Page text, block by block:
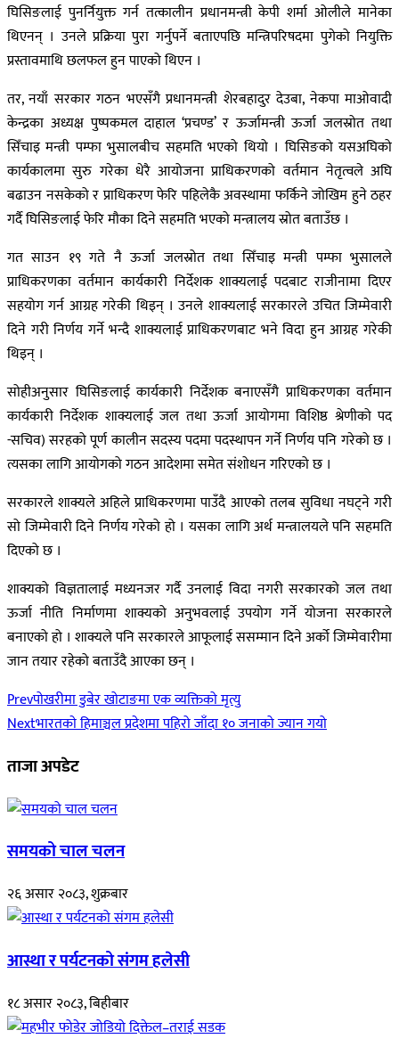
घिसिङलाई पुनर्नियुक्त गर्न तत्कालीन प्रधानमन्त्री केपी शर्मा ओलीले मानेका
थिएनन् । उनले प्रक्रिया पुरा गर्नुपर्ने बताएपछि मन्त्रिपरिषदमा पुगेको नियुक्ति
प्रस्तावमाथि छलफल हुन पाएको थिएन ।
तर, नयाँ सरकार गठन भएसँगै प्रधानमन्त्री शेरबहादुर देउबा, नेकपा माओवादी
केन्द्रका अध्यक्ष पुष्पकमल दाहाल ‘प्रचण्ड’ र ऊर्जामन्त्री ऊर्जा जलस्रोत तथा
सिँचाइ मन्त्री पम्फा भुसालबीच सहमति भएको थियो । घिसिङको यसअघिको
कार्यकालमा सुरु गरेका धेरै आयोजना प्राधिकरणको वर्तमान नेतृत्वले अघि
बढाउन नसकेको र प्राधिकरण फेरि पहिलेकै अवस्थामा फर्किने जोखिम हुने ठहर
गर्दै घिसिङलाई फेरि मौका दिने सहमति भएको मन्त्रालय स्रोत बताउँछ ।
गत साउन १९ गते नै ऊर्जा जलस्रोत तथा सिँचाइ मन्त्री पम्फा भुसालले
प्राधिकरणका वर्तमान कार्यकारी निर्देशक शाक्यलाई पदबाट राजीनामा दिएर
सहयोग गर्न आग्रह गरेकी थिइन् । उनले शाक्यलाई सरकारले उचित जिम्मेवारी
दिने गरी निर्णय गर्ने भन्दै शाक्यलाई प्राधिकरणबाट भने विदा हुन आग्रह गरेकी
थिइन् ।
सोहीअनुसार घिसिङलाई कार्यकारी निर्देशक बनाएसँगै प्राधिकरणका वर्तमान
कार्यकारी निर्देशक शाक्यलाई जल तथा ऊर्जा आयोगमा विशिष्ठ श्रेणीको पद
-सचिव) सरहको पूर्ण कालीन सदस्य पदमा पदस्थापन गर्ने निर्णय पनि गरेको छ ।
त्यसका लागि आयोगको गठन आदेशमा समेत संशोधन गरिएको छ ।
सरकारले शाक्यले अहिले प्राधिकरणमा पाउँदै आएको तलब सुविधा नघट्ने गरी
सो जिम्मेवारी दिने निर्णय गरेको हो । यसका लागि अर्थ मन्त्रालयले पनि सहमति
दिएको छ ।
शाक्यको विज्ञतालाई मध्यनजर गर्दै उनलाई विदा नगरी सरकारको जल तथा
ऊर्जा नीति निर्माणमा शाक्यको अनुभवलाई उपयोग गर्ने योजना सरकारले
बनाएको हो । शाक्यले पनि सरकारले आफूलाई ससम्मान दिने अर्को जिम्मेवारीमा
जान तयार रहेको बताउँदै आएका छन् ।
Prevपोखरीमा डुबेर खोटाङमा एक व्यक्तिको मृत्यु
Nextभारतकाे हिमाञ्चल प्रदेशमा पहिरो जाँदा १० जनाको ज्यान गयो
ताजा अपडेट
समयको चाल चलन
२६ असार २०८३, शुक्रबार
आस्था र पर्यटनको संगम हलेसी
१८ असार २०८३, बिहीबार